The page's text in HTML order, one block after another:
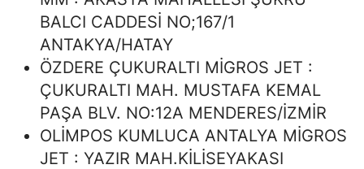
BALCI CADDESİ NO;167/1
ANTAKYA/HATAY
ÖZDERE ÇUKURALTI MİGROS JET :
ÇUKURALTI MAH. MUSTAFA KEMAL
PAŞA BLV. NO:12A MENDERES/İZMİR
OLİMPOS KUMLUCA ANTALYA MİGROS
JET : YAZIR MAH.KİLİSEYAKASI